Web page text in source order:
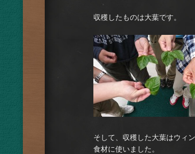
収穫したものは大葉です。
そして、収穫した大葉はウィ
食材に使いました。